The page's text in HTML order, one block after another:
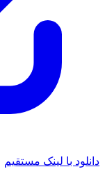
دانلود با لینک مستقیم